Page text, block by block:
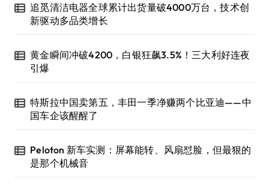
追觅清洁电器全球累计出货量破4000万台，技术创
新驱动多品类增长
黄金瞬间冲破4200，白银狂飙3.5%！三大利好连夜
引爆
特斯拉中国卖第五，丰田一季净赚两个比亚迪——中
国车企该醒醒了
Peloton 新车实测：屏幕能转、风扇怼脸，但最狠的
是那个机械音